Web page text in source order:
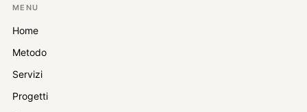
MENU
Home
Metodo
Servizi
Progetti